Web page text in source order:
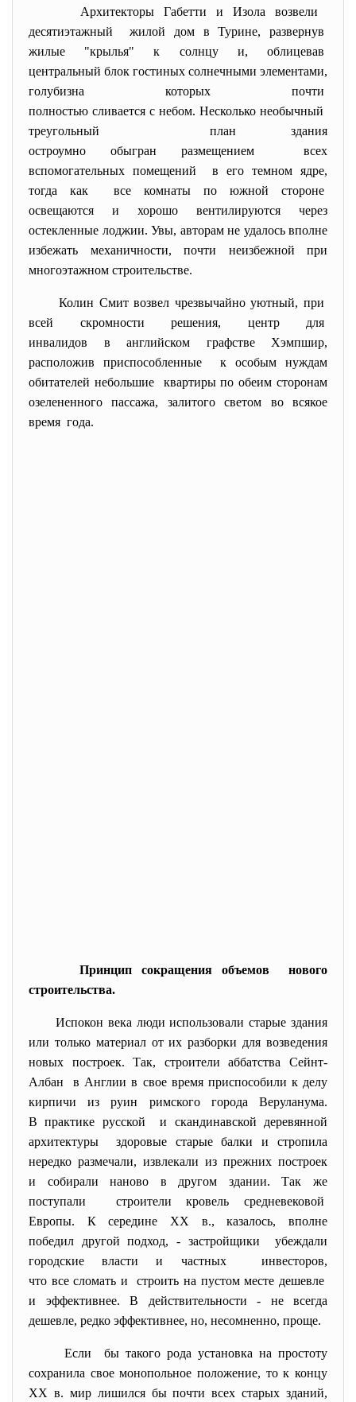
Архитекторы Габетти и Изола возвели
десятиэтажный жилой дом в Турине, развернув
жилые "крылья" к солнцу и, облицевав
центральный блок гостиных солнечными элементами,
голубизна которых почти
полностью сливается с небом. Несколько необычный
треугольный план здания
остроумно обыгран размещением всех
вспомогательных помещений в его темном ядре,
тогда как все комнаты по южной стороне
освещаются и хорошо вентилируются через
остекленные лоджии. Увы, авторам не удалось вполне
избежать механичности, почти неизбежной при
многоэтажном строительстве.
Колин Смит возвел чрезвычайно уютный, при
всей скромности решения, центр для
инвалидов в английском графстве Хэмпшир,
расположив приспособленные к особым нуждам
обитателей небольшие квартиры по обеим сторонам
озелененного пассажа, залитого светом во всякое
время года.
Принцип сокращения объемов нового
строительства.
Испокон века люди использовали старые здания
или только материал от их разборки для возведения
новых построек. Так, строители аббатства Сейнт-
Албан в Англии в свое время приспособили к делу
кирпичи из руин римского города Веруланума.
В практике русской и скандинавской деревянной
архитектуры здоровые старые балки и стропила
нередко размечали, извлекали из прежних построек
и собирали наново в другом здании. Так же
поступали строители кровель средневековой
Европы. К середине XX в., казалось, вполне
победил другой подход, - застройщики убеждали
городские власти и частных инвесторов,
что все сломать и строить на пустом месте дешевле
и эффективнее. В действительности - не всегда
дешевле, редко эффективнее, но, несомненно, проще.
Если бы такого рода установка на простоту
сохранила свое монопольное положение, то к концу
XX в. мир лишился бы почти всех старых зданий,